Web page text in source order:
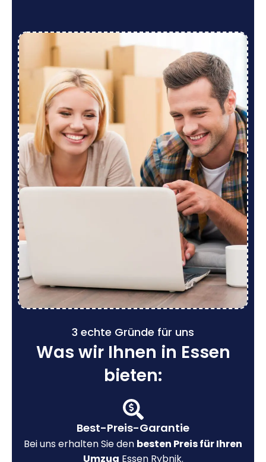
3 echte Gründe für uns
Was wir Ihnen in Essen
bieten:
Best-Preis-Garantie
Bei uns erhalten Sie den besten Preis für Ihren
Umzug Essen Rybnik.